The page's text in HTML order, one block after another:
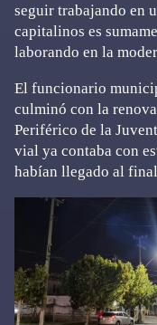
seguir trabajando en
capitalinos es
laborando en la
El funcionario
culminó con la
Periférico de la
vial ya contaba con
habían llegado al